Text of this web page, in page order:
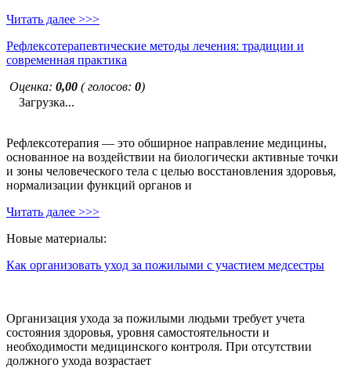
Читать далее >>>
Рефлексотерапевтические методы лечения: традиции и
современная практика
Оценка: 0,00 ( голосов: 0)
Загрузка...
Рефлексотерапия — это обширное направление медицины,
основанное на воздействии на биологически активные точки
и зоны человеческого тела с целью восстановления здоровья,
нормализации функций органов и
Читать далее >>>
Новые материалы:
Как организовать уход за пожилыми с участием медсестры
Организация ухода за пожилыми людьми требует учета
состояния здоровья, уровня самостоятельности и
необходимости медицинского контроля. При отсутствии
должного ухода возрастает